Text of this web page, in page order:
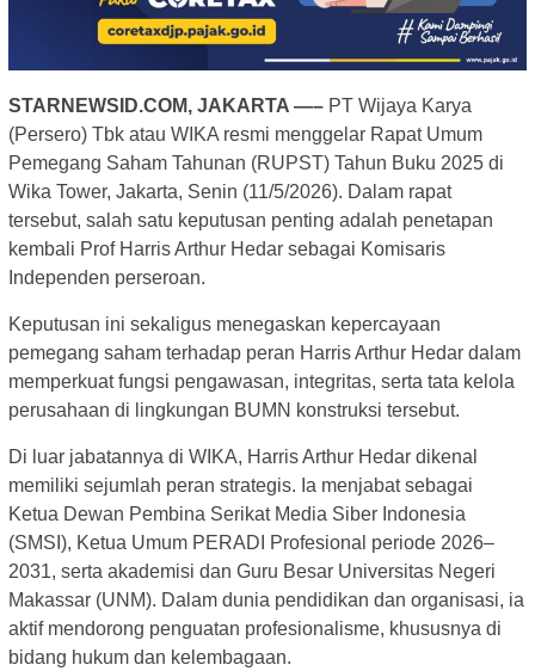
STARNEWSID.COM, JAKARTA —– PT Wijaya Karya
(Persero) Tbk atau WIKA resmi menggelar Rapat Umum
Pemegang Saham Tahunan (RUPST) Tahun Buku 2025 di
Wika Tower, Jakarta, Senin (11/5/2026). Dalam rapat
tersebut, salah satu keputusan penting adalah penetapan
kembali Prof Harris Arthur Hedar sebagai Komisaris
Independen perseroan.
Keputusan ini sekaligus menegaskan kepercayaan
pemegang saham terhadap peran Harris Arthur Hedar dalam
memperkuat fungsi pengawasan, integritas, serta tata kelola
perusahaan di lingkungan BUMN konstruksi tersebut.
Di luar jabatannya di WIKA, Harris Arthur Hedar dikenal
memiliki sejumlah peran strategis. Ia menjabat sebagai
Ketua Dewan Pembina Serikat Media Siber Indonesia
(SMSI), Ketua Umum PERADI Profesional periode 2026–
2031, serta akademisi dan Guru Besar Universitas Negeri
Makassar (UNM). Dalam dunia pendidikan dan organisasi, ia
aktif mendorong penguatan profesionalisme, khususnya di
bidang hukum dan kelembagaan.